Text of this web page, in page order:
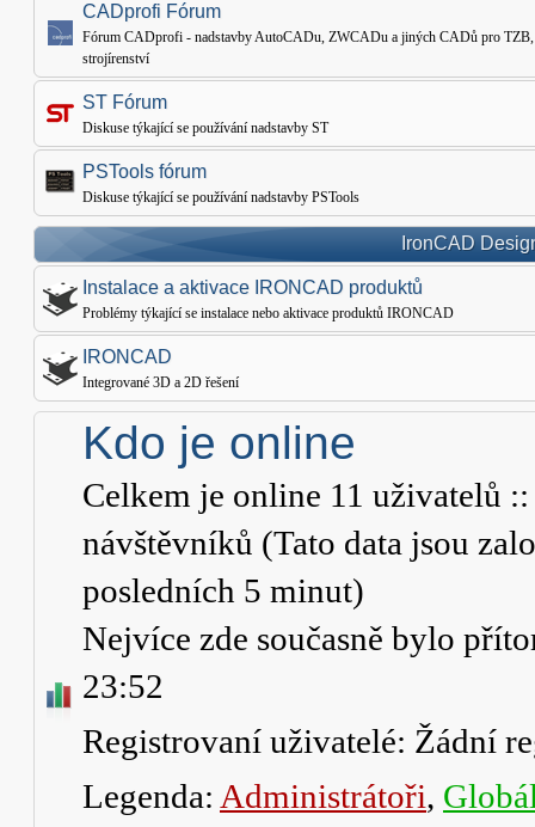
CADprofi Fórum
Fórum CADprofi - nadstavby AutoCADu, ZWCADu a jiných CADů pro TZB,
strojírenství
ST Fórum
Diskuse týkající se používání nadstavby ST
PSTools fórum
Diskuse týkající se používání nadstavby PSTools
IronCAD
Instalace a aktivace IRONCAD produktů
Problémy týkající se instalace nebo aktivace produktů IRONCAD
IRONCAD
Integrované 3D a 2D řešení
Kdo je online
Celkem je online 11 uživatelů
návštěvníků (Tato data jsou
posledních 5 minut)
Nejvíce zde současně bylo
23:52
Registrovaní uživatelé: Žádní
Legenda: Administrátoři,